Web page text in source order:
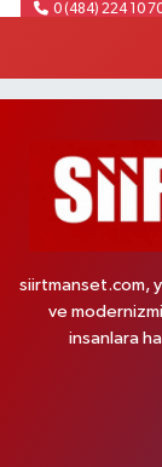
0 (484) 224 10
siirtmanset.com,
ve
insanlara